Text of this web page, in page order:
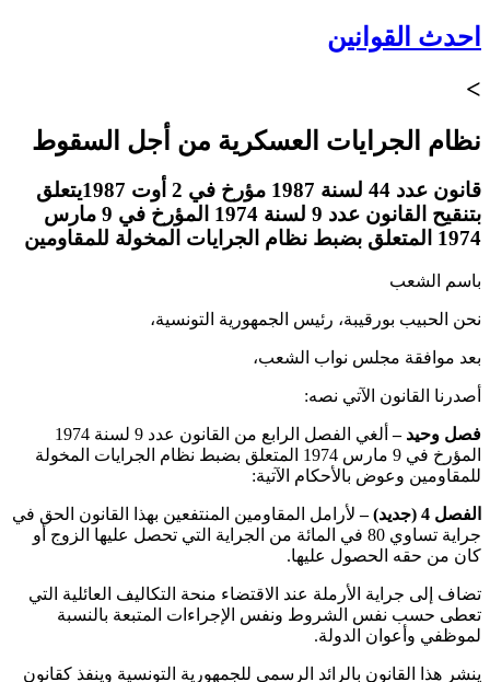
احدث القوانين
>
نظام الجرايات العسكرية من أجل السقوط
قانون عدد 44 لسنة 1987 مؤرخ في 2 أوت 1987يتعلق
بتنقيح القانون عدد 9 لسنة 1974 المؤرخ في 9 مارس
1974 المتعلق بضبط نظام الجرايات المخولة للمقاومين
باسم الشعب
نحن الحبيب بورقيبة، رئيس الجمهورية التونسية،
بعد موافقة مجلس نواب الشعب،
أصدرنا القانون الآتي نصه:
فصل وحيد –
ألغي الفصل الرابع من القانون عدد 9 لسنة 1974
المؤرخ في 9 مارس 1974 المتعلق بضبط نظام الجرايات المخولة
للمقاومين وعوض بالأحكام الآتية:
الفصل 4 (جديد) –لأرامل المقاومين المنتفعين بهذا القانون الحق في
جراية تساوي 80 في المائة من الجراية التي تحصل عليها الزوج أو
كان من حقه الحصول عليها.
تضاف إلى جراية الأرملة عند الاقتضاء منحة التكاليف العائلية التي
تعطى حسب نفس الشروط ونفس الإجراءات المتبعة بالنسبة
لموظفي وأعوان الدولة.
ينشر هذا القانون بالرائد الرسمي للجمهورية التونسية وينفذ كقانون